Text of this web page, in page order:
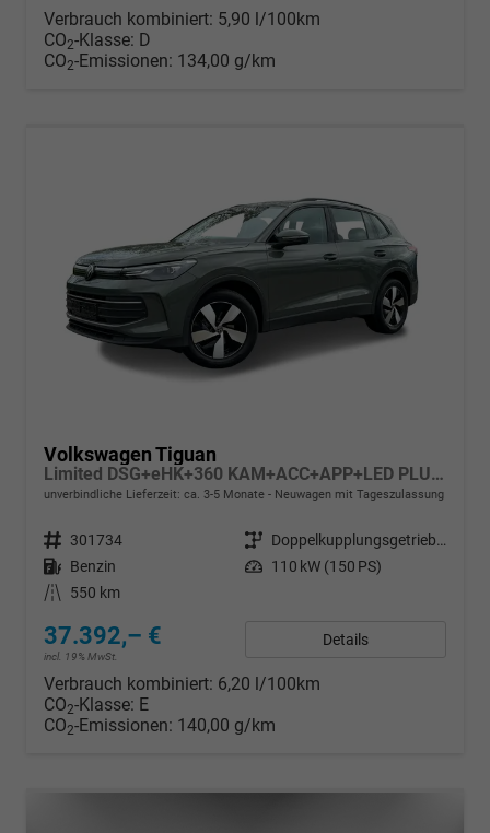
Verbrauch kombiniert: 5,90 l/100km
CO2-Klasse: D
CO2-Emissionen: 134,00 g/km
Volkswagen Tiguan
Limited DSG+eHK+360 KAM+ACC+APP+LED PLUS+17" LM+KLIMA
unverbindliche Lieferzeit: ca. 3-5 Monate Neuwagen mit Tageszulassung
Fahrzeugnr. 301734 Getriebe
Doppelkupplungsgetriebe (DSG)
Kraftstoff Benzin Leistung 110 kW (150 PS)
Kilometerstand
550 km
37.392,– €
incl. 19% MwSt.
Details
Verbrauch kombiniert: 6,20 l/100km
CO2-Klasse: E
CO2-Emissionen: 140,00 g/km